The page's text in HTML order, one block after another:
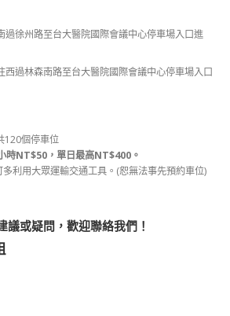
過徐州路至台大醫院國際會議中心停車場入口進
西過林森南路至台大醫院國際會議中心停車場入口
120個停車位
時NT$50，單日最高NT$400。
利用大眾運輸交通工具。(恕無法事先預約車位)
議或疑問，歡迎聯絡我們！